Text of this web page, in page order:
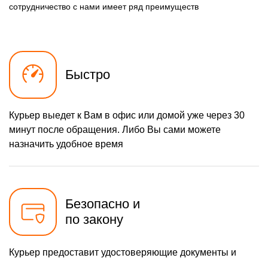
сотрудничество с нами имеет ряд преимуществ
Быстро
Курьер выедет к Вам в офис или домой уже через 30
минут после обращения. Либо Вы сами можете
назначить удобное время
Безопасно и
по закону
Курьер предоставит удостоверяющие документы и